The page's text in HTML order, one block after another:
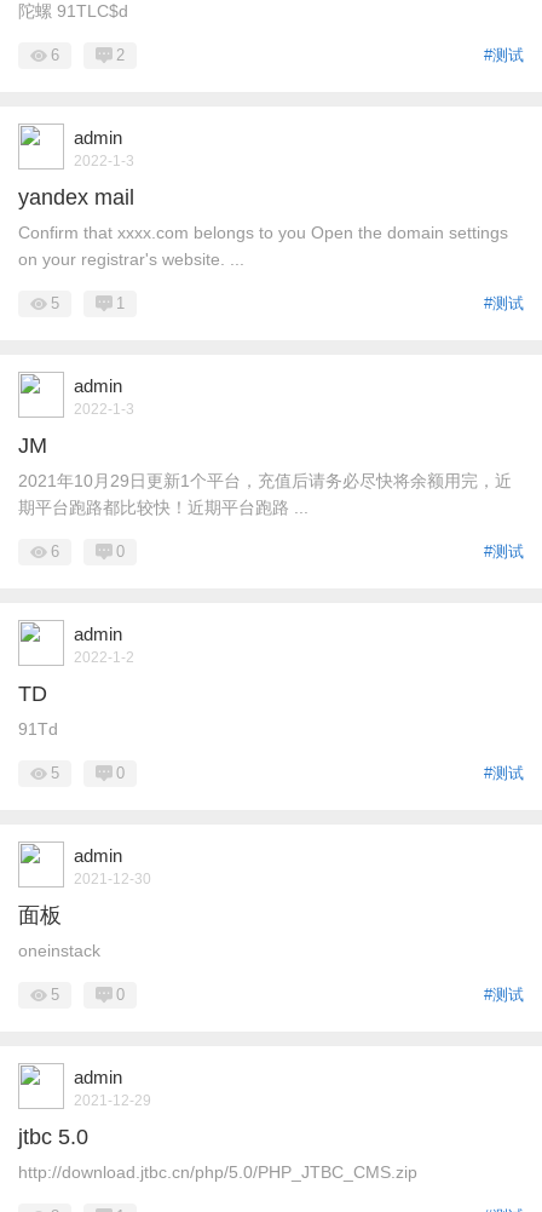
陀螺 91TLC$d
#测试
6 2
admin
2022-1-3
yandex mail
Confirm that xxxx.com belongs to you Open the domain settings
on your registrar's website. ...
#测试
5 1
admin
2022-1-3
JM
2021年10月29日更新1个平台，充值后请务必尽快将余额用完，近
期平台跑路都比较快！近期平台跑路 ...
#测试
6 0
admin
2022-1-2
TD
91Td
#测试
5 0
admin
2021-12-30
面板
oneinstack
#测试
5 0
admin
2021-12-29
jtbc 5.0
http://download.jtbc.cn/php/5.0/PHP_JTBC_CMS.zip